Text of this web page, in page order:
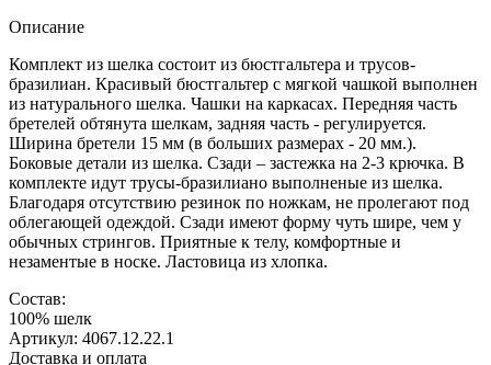
Описание
Комплект из шелка состоит из бюстгальтера и трусов-
бразилиан. Красивый бюстгальтер с мягкой чашкой выполнен
из натурального шелка. Чашки на каркасах. Передняя часть
бретелей обтянута шелкам, задняя часть - регулируется.
Ширина бретели 15 мм (в больших размерах - 20 мм.).
Боковые детали из шелка. Сзади – застежка на 2-3 крючка. В
комплекте идут трусы-бразилиано выполненые из шелка.
Благодаря отсутствию резинок по ножкам, не пролегают под
облегающей одеждой. Сзади имеют форму чуть шире, чем у
обычных стрингов. Приятные к телу, комфортные и
незаментые в носке. Ластовица из хлопка.
Состав:
100% шелк
Артикул: 4067.12.22.1
Доставка и оплата